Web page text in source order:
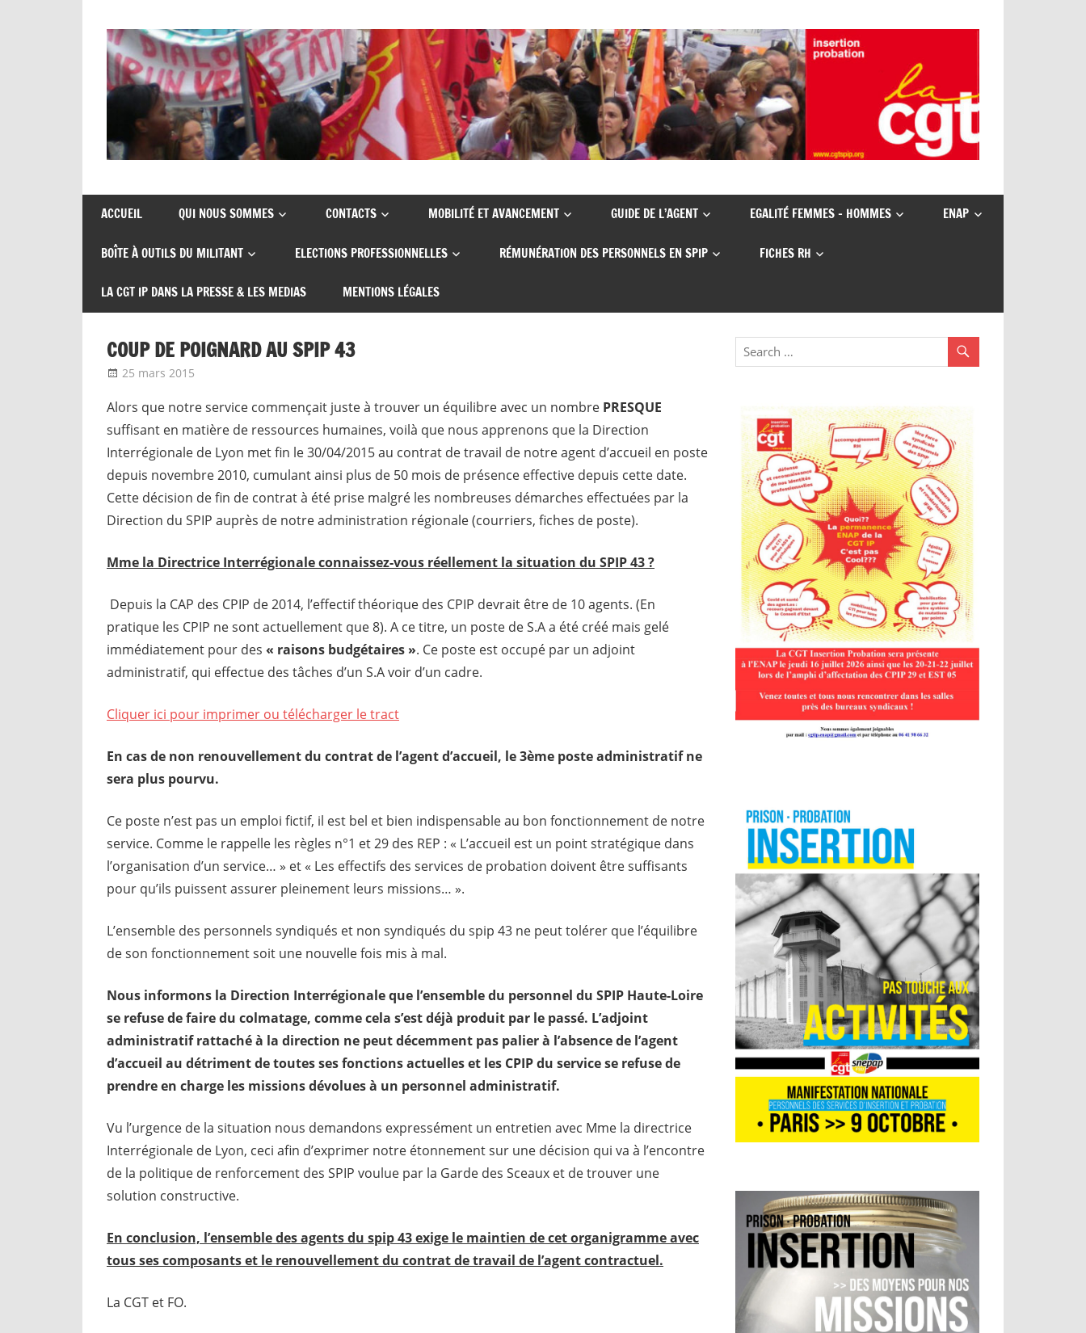
content
CGT
insertion
probation
de
syndicats
insertion
ACCUEIL QUI NOUS SOMMES CONTACTS MOBILITÉ ET AVANCEMENT GUIDE DE L’AGENT EGALITÉ FEMMES – HOMMES ENAP
BOÎTE À OUTILS DU MILITANT ELECTIONS PROFESSIONNELLES RÉMUNÉRATION DES PERSONNELS EN SPIP FICHES RH
LA CGT IP DANS LA PRESSE & LES MEDIAS MENTIONS LÉGALES
COUP DE POIGNARD AU SPIP 43
25 mars 2015
Alors que notre service commençait juste à trouver un équilibre avec un nombre PRESQUE
suffisant en matière de ressources humaines, voilà que nous apprenons que la Direction
Interrégionale de Lyon met fin le 30/04/2015 au contrat de travail de notre agent d’accueil en poste
depuis novembre 2010, cumulant ainsi plus de 50 mois de présence effective depuis cette date.
Cette décision de fin de contrat à été prise malgré les nombreuses démarches effectuées par la
Direction du SPIP auprès de notre administration régionale (courriers, fiches de poste).
Mme la Directrice Interrégionale connaissez-vous réellement la situation du SPIP 43 ?
Depuis la CAP des CPIP de 2014, l’effectif théorique des CPIP devrait être de 10 agents. (En
pratique les CPIP ne sont actuellement que 8). A ce titre, un poste de S.A a été créé mais gelé
immédiatement pour des « raisons budgétaires ». Ce poste est occupé par un adjoint
administratif, qui effectue des tâches d’un S.A voir d’un cadre.
Cliquer ici pour imprimer ou télécharger le tract
En cas de non renouvellement du contrat de l’agent d’accueil, le 3ème poste administratif ne
sera plus pourvu.
Ce poste n’est pas un emploi fictif, il est bel et bien indispensable au bon fonctionnement de notre
service. Comme le rappelle les règles n°1 et 29 des REP : « L’accueil est un point stratégique dans
l’organisation d’un service… » et « Les effectifs des services de probation doivent être suffisants
pour qu’ils puissent assurer pleinement leurs missions… ».
L’ensemble des personnels syndiqués et non syndiqués du spip 43 ne peut tolérer que l’équilibre
de son fonctionnement soit une nouvelle fois mis à mal.
Nous informons la Direction Interrégionale que l’ensemble du personnel du SPIP Haute-Loire
se refuse de faire du colmatage, comme cela s’est déjà produit par le passé. L’adjoint
administratif rattaché à la direction ne peut décemment pas palier à l’absence de l’agent
d’accueil au détriment de toutes ses fonctions actuelles et les CPIP du service se refuse de
prendre en charge les missions dévolues à un personnel administratif.
Vu l’urgence de la situation nous demandons expressément un entretien avec Mme la directrice
Interrégionale de Lyon, ceci afin d’exprimer notre étonnement sur une décision qui va à l’encontre
de la politique de renforcement des SPIP voulue par la Garde des Sceaux et de trouver une
solution constructive.
En conclusion, l’ensemble des agents du spip 43 exige le maintien de cet organigramme avec
tous ses composants et le renouvellement du contrat de travail de l’agent contractuel.
La CGT et FO.